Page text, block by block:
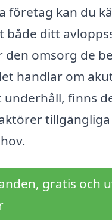
företag kan du
både ditt
den omsorg de
handlar om
underhåll, finns
gratis och